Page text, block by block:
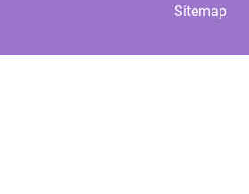
Sitemap